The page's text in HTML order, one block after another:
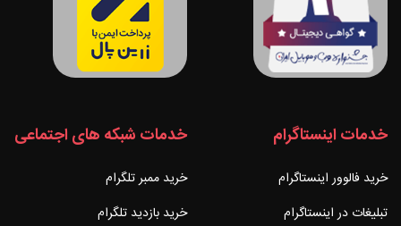
خدمات اینستاگرام
خرید فالوور اینستاگرام
تبلیغات در اینستاگرام
خدمات شبکه های اجتماعی
خرید ممبر تلگرام
خرید بازدید تلگرام